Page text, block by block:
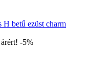
H betű ezüst charm
-5%